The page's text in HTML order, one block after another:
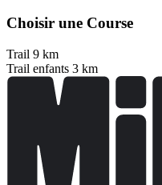
Choisir une Course
Trail 9 km
Trail enfants 3 km